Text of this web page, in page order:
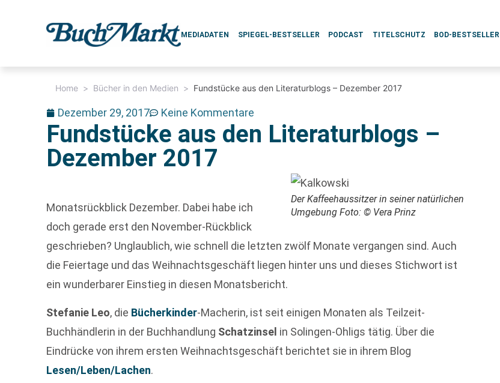
MEDIADATEN SPIEGEL-BESTSELLER PODCAST TITELSCHUTZ BOD-BESTSELLER
Home > Bücher in den Medien > Fundstücke aus den Literaturblogs – Dezember 2017
Dezember 29, 2017 Keine Kommentare
Fundstücke aus den Literaturblogs –
Dezember 2017
Der Kaffeehaussitzer in seiner natürlichen
Umgebung Foto: © Vera Prinz
Monatsrückblick Dezember. Dabei habe ich
doch gerade erst den November-Rückblick
geschrieben? Unglaublich, wie schnell die letzten zwölf Monate vergangen sind. Auch
die Feiertage und das Weihnachtsgeschäft liegen hinter uns und dieses Stichwort ist
ein wunderbarer Einstieg in diesen Monatsbericht.
Stefanie Leo, die Bücherkinder-Macherin, ist seit einigen Monaten als Teilzeit-
Buchhändlerin in der Buchhandlung Schatzinsel in Solingen-Ohligs tätig. Über die
Eindrücke von ihrem ersten Weihnachtsgeschäft berichtet sie in ihrem Blog
Lesen/Leben/Lachen.